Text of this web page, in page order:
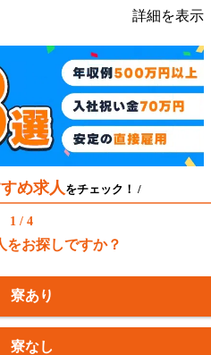
詳細を表示
め求人をチェック！ /
1 / 4
をお探しですか？
寮あり
寮なし